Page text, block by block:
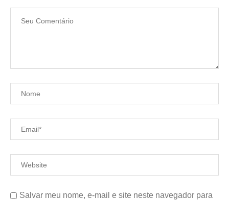
Salvar meu nome, e-mail e site neste navegador para